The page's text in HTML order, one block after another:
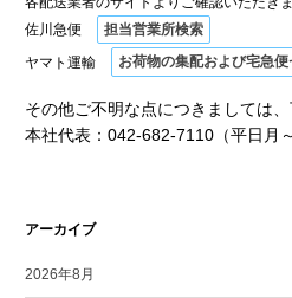
佐川急便
担当営業所検索
ヤマト運輸
お荷物の集配および宅急
その他ご不明な点につきましては、
本社代表：042-682-7110（平日月
アーカイブ
2026年8月